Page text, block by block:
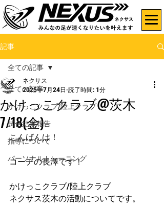
記事
全ての記事
かけっこクラブ/陸上クラブ
試合結果報告
指導について
パーソナルトレーニング
全ての記事
かけっこクラブ@茨木
7/18(金)
ネクサス
2025年7月24日 読了時間: 1分
こんばんは！
コーチの長澤です！
かけっこクラブ/陸上クラブ
ネクサス茨木の活動についてです。